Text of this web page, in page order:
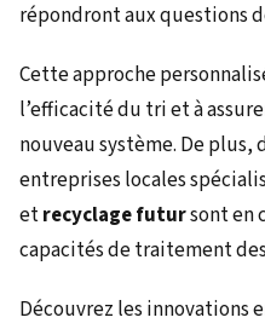
répondront aux questions
Cette approche
l’efficacité du tri et à
nouveau système. De plus,
entreprises locales
etrecyclage futursont en
capacités de traitement
Découvrez les innovations